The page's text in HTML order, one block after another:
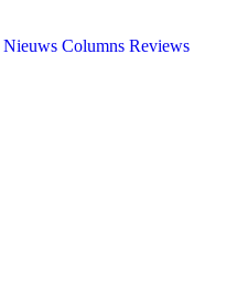
Nieuws Columns Reviews